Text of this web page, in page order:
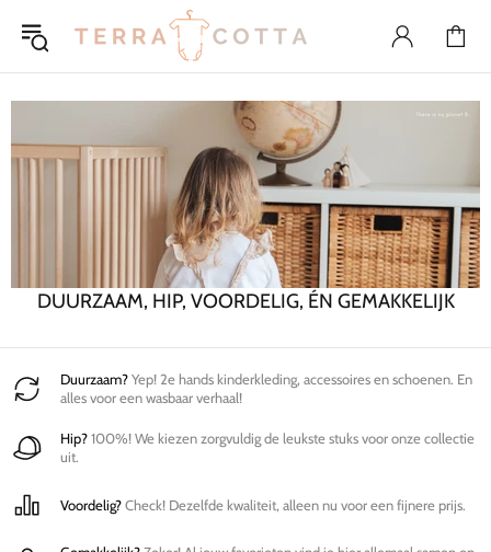
DUURZAAM, HIP, VOORDELIG, ÉN GEMAKKELIJK
Duurzaam?Yep! 2e hands kinderkleding, accessoires en schoenen. En
alles voor een wasbaar verhaal!
Hip?100%! We kiezen zorgvuldig de leukste stuks voor onze collectie
uit.
Voordelig?Check! Dezelfde kwaliteit, alleen nu voor een fijnere prijs.